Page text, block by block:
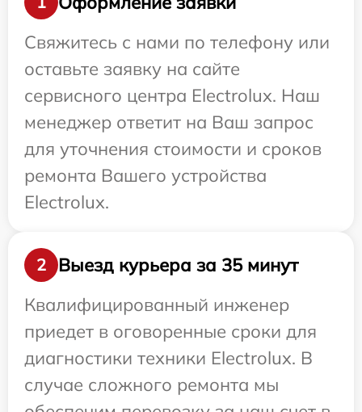
Свяжитесь с нами по телефону или
оставьте заявку на сайте
сервисного центра Electrolux. Наш
менеджер ответит на Ваш запрос
для уточнения стоимости и сроков
ремонта Вашего устройства
Electrolux.
2
Выезд курьера за 35 минут
Квалифицированный инженер
приедет в оговоренные сроки для
диагностики техники Electrolux. В
случае сложного ремонта мы